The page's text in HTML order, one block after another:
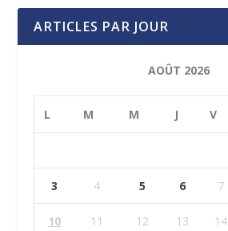
ARTICLES PAR JOUR
AOÛT 2026
L M M J V
3 4 5 6 7
10 11 12 13 14